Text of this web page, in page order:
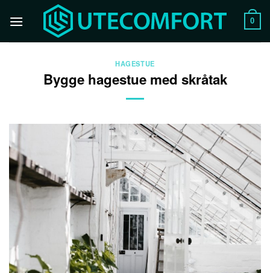
0
HAGESTUE
Bygge hagestue med skråtak